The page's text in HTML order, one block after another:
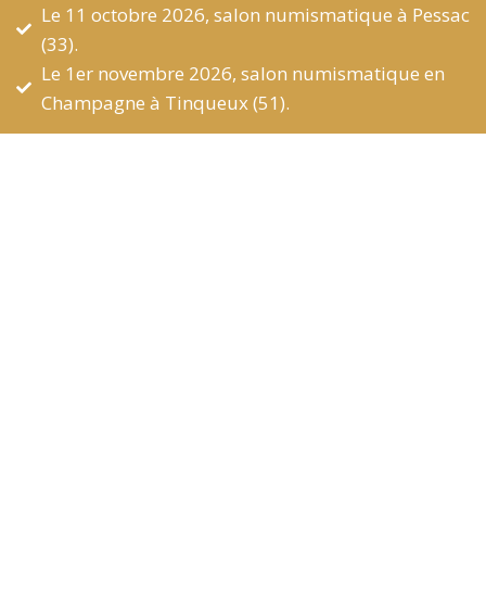
Le 11 octobre 2026, salon numismatique à Pessac
(33).
Le 1er novembre 2026, salon numismatique en
Champagne à Tinqueux (51).